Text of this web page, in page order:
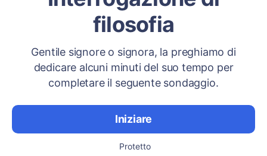
filosofia
Gentile signore o signora, la preghiamo di
dedicare alcuni minuti del suo tempo per
completare il seguente sondaggio.
Iniziare
Protetto